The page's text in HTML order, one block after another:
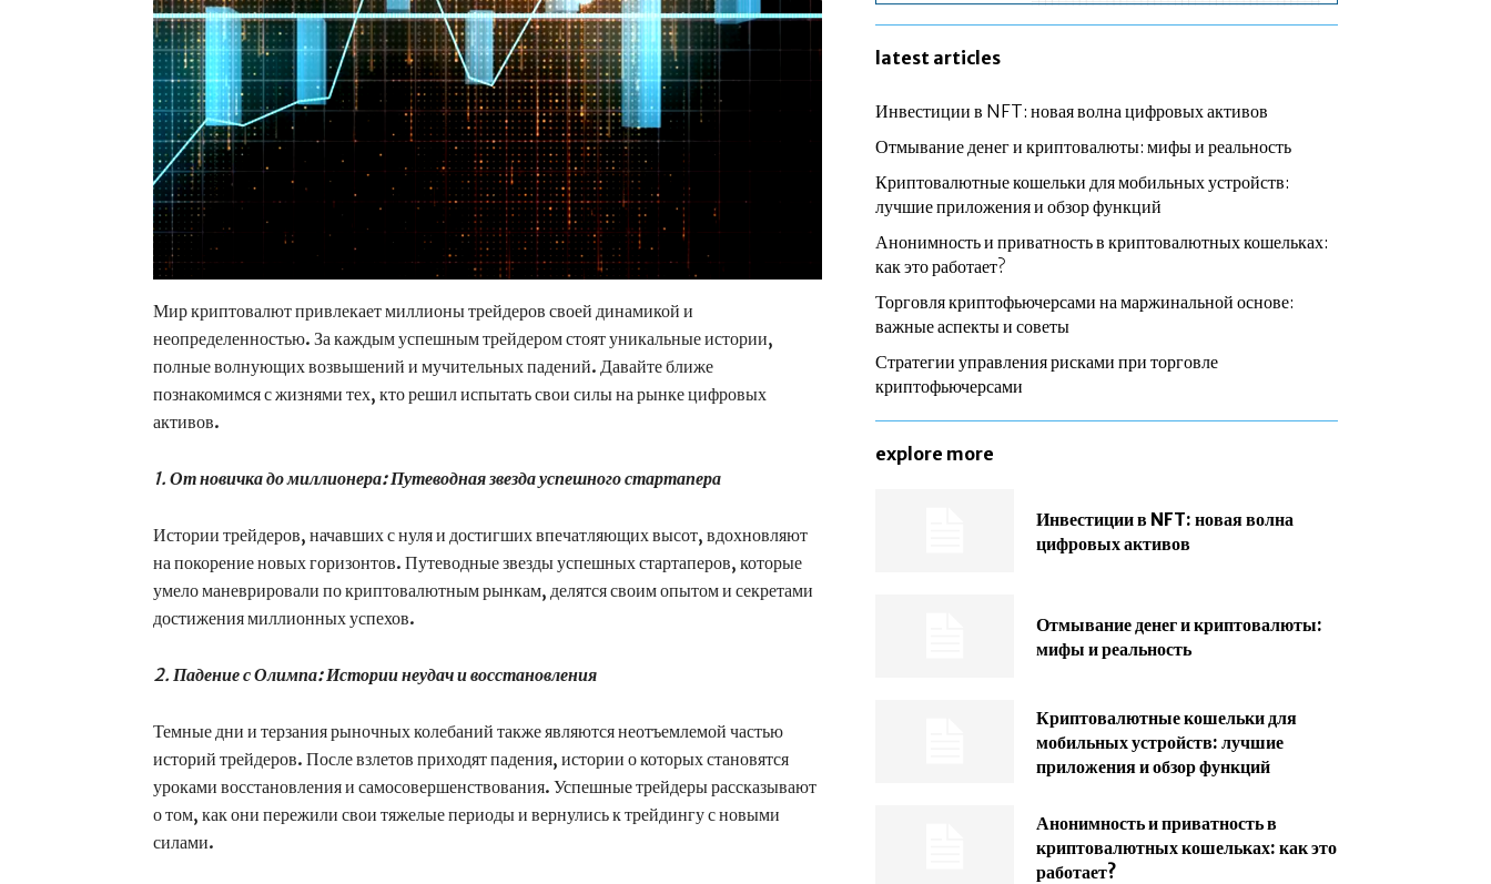
Мир криптовалют привлекает миллионы трейдеров своей динамикой и
неопределенностью. За каждым успешным трейдером стоят уникальные истории,
полные волнующих возвышений и мучительных падений. Давайте ближе
познакомимся с жизнями тех, кто решил испытать свои силы на рынке цифровых
активов.
1. От новичка до миллионера: Путеводная звезда успешного стартапера
Истории трейдеров, начавших с нуля и достигших впечатляющих высот, вдохновляют
на покорение новых горизонтов. Путеводные звезды успешных стартаперов, которые
умело маневрировали по криптовалютным рынкам, делятся своим опытом и секретами
достижения миллионных успехов.
2. Падение с Олимпа: Истории неудач и восстановления
Темные дни и терзания рыночных колебаний также являются неотъемлемой частью
историй трейдеров. После взлетов приходят падения, истории о которых становятся
уроками восстановления и самосовершенствования. Успешные трейдеры рассказывают
о том, как они пережили свои тяжелые периоды и вернулись к трейдингу с новыми
силами.
latest articles
Инвестиции в NFT: новая волна цифровых активов
Отмывание денег и криптовалюты: мифы и реальность
Криптовалютные кошельки для мобильных устройств:
лучшие приложения и обзор функций
Анонимность и приватность в криптовалютных кошельках:
как это работает?
Торговля криптофьючерсами на маржинальной основе:
важные аспекты и советы
Стратегии управления рисками при торговле
криптофьючерсами
explore more
Инвестиции в NFT: новая волна
цифровых активов
Отмывание денег и криптовалюты:
мифы и реальность
Криптовалютные кошельки для
мобильных устройств: лучшие
приложения и обзор функций
Анонимность и приватность в
криптовалютных кошельках: как это
работает?